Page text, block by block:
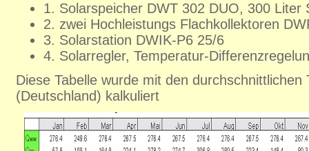
1. Solarspeicher DWT 302 DUO, 300 Liter
2. zwei Hochleistungs Flachkollektoren
3. Solarstation DWIK-P6 25/6
4. Solarregler, Temperatur-
Diese Tabelle wurde mit den
(Deutschland) kalkuliert